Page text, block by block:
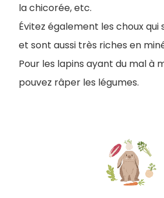
la chicorée, etc.
Évitez également les choux
et sont aussi très riches en
Pour les lapins ayant du mal à
pouvez râper les légumes.